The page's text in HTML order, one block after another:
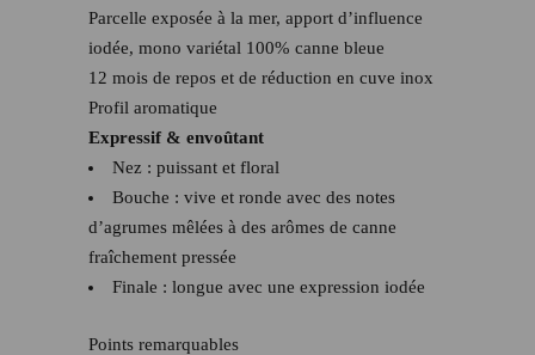
Parcelle exposée à la mer, apport d’influence
iodée, mono variétal 100% canne bleue
12 mois de repos et de réduction en cuve inox
Profil aromatique
Expressif & envoûtant
Nez : puissant et floral
Bouche : vive et ronde avec des notes
d’agrumes mêlées à des arômes de canne
fraîchement pressée
Finale : longue avec une expression iodée
Points remarquables